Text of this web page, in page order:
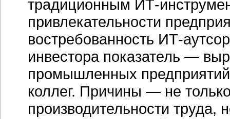
традиционным ИТ-
привлекательности
востребованность ИТ-
инвестора показатель —
промышленных
коллег. Причины — не
производительности труда,